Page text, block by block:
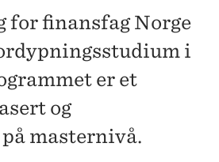
for finansfag Norge
i
er et
og
masternivå.